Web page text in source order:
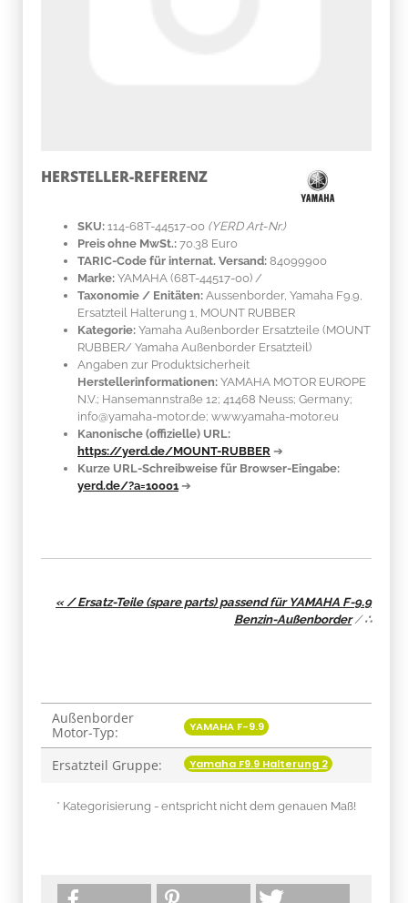
HERSTELLER-REFERENZ
SKU: 114-68T-44517-00 (YERD Art-Nr.)
Preis ohne MwSt.: 70.38 Euro
TARIC-Code für internat. Versand: 84099900
Marke: YAMAHA (68T-44517-00) /
Taxonomie / Enitäten: Aussenborder, Yamaha F9.9,
Ersatzteil Halterung 1, MOUNT RUBBER
Kategorie: Yamaha Außenborder Ersatzteile (MOUNT
RUBBER/ Yamaha Außenborder Ersatzteil)
Angaben zur Produktsicherheit
Herstellerinformationen: YAMAHA MOTOR EUROPE
N.V.; Hansemannstraße 12; 41468 Neuss; Germany;
info@yamaha-motor.de; www.yamaha-motor.eu
Kanonische (offizielle) URL:
https://yerd.de/MOUNT-RUBBER ➔
Kurze URL-Schreibweise für Browser-Eingabe:
yerd.de/?a=10001 ➔
« / Ersatz-Teile (spare parts) passend für YAMAHA F-9.9
Benzin-Außenborder/∴
Produkteigenschaft
Wert
Außenborder
Motor-Typ:
YAMAHA F-9.9
Ersatzteil Gruppe: Yamaha F9.9 Halterung 2
* Kategorisierung - entspricht nicht dem genauen Maß!